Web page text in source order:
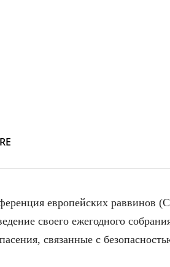
европейских раввинов
своего ежегодного
связанные с